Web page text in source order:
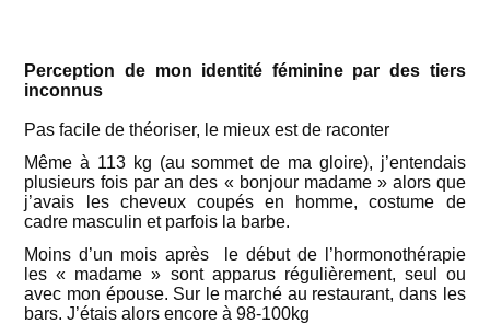
Perception de mon identité féminine par des tiers
inconnus
Pas facile de théoriser, le mieux est de raconter
Même à 113 kg (au sommet de ma gloire), j’entendais
plusieurs fois par an des « bonjour madame » alors que
j’avais les cheveux coupés en homme, costume de
cadre masculin et parfois la barbe.
Moins d’un mois après le début de l’hormonothérapie
les « madame » sont apparus régulièrement, seul ou
avec mon épouse. Sur le marché au restaurant, dans les
bars. J’étais alors encore à 98-100kg